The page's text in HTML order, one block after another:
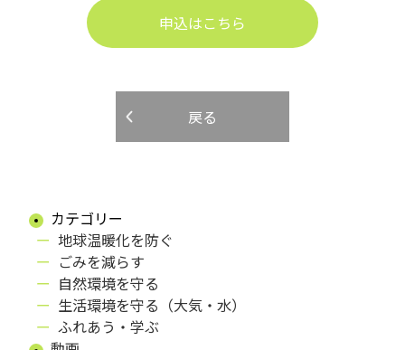
申込はこちら
戻る
カテゴリー
地球温暖化を防ぐ
ごみを減らす
自然環境を守る
生活環境を守る（大気・水）
ふれあう・学ぶ